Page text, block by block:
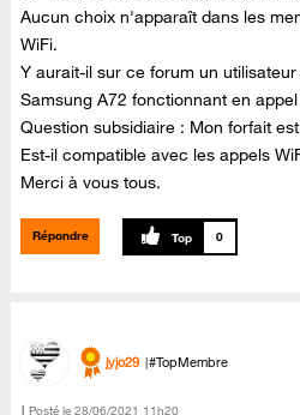
Aucun choix n'apparaît dans les
WiFi.
Y aurait-il sur ce forum un
Samsung A72 fonctionnant en appel
Question subsidiaire : Mon forfait
Est-il compatible avec les appels
Merci à vous tous.
Répondre 0
jyjo29 #TopMembre
Posté le ‎28/06/2021 11h20